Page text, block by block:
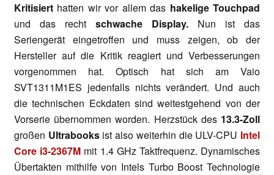
Kritisiert hatten wir vor allem das hakelige Touchpad
und das recht schwache Display. Nun ist das
Seriengerät eingetroffen und muss zeigen, ob der
Hersteller auf die Kritik reagiert und Verbesserungen
vorgenommen hat. Optisch hat sich am Vaio
SVT1311M1ES jedenfalls nichts verändert. Und auch
die technischen Eckdaten sind weitestgehend von der
Vorserie übernommen worden. Herzstück des 13.3-Zoll
großen Ultrabooksist also weiterhin die ULV-CPU Intel
Core i3-2367M mit 1.4 GHz Taktfrequenz. Dynamisches
Übertakten mithilfe von Intels Turbo Boost Technologie